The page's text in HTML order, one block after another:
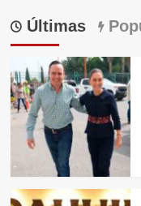
Últimas